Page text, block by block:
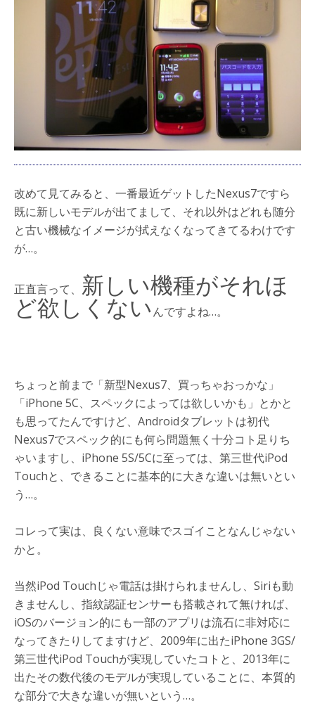
改めて見てみると、一番最近ゲットしたNexus7ですら
既に新しいモデルが出てまして、それ以外はどれも随分
と古い機械なイメージが拭えなくなってきてるわけです
が…。
正直言って、 新しい機種がそれほ
ど欲しくないんですよね…。
ちょっと前まで「新型Nexus7、買っちゃおっかな」
「iPhone 5C、スペックによっては欲しいかも」とかと
も思ってたんですけど、Androidタブレットは初代
Nexus7でスペック的にも何ら問題無く十分コト足りち
ゃいますし、iPhone 5S/5Cに至っては、第三世代iPod
Touchと、できることに基本的に大きな違いは無いとい
う…。
コレって実は、良くない意味でスゴイことなんじゃない
かと。
当然iPod Touchじゃ電話は掛けられませんし、Siriも動
きませんし、指紋認証センサーも搭載されて無ければ、
iOSのバージョン的にも一部のアプリは流石に非対応に
なってきたりしてますけど、2009年に出たiPhone 3GS/
第三世代iPod Touchが実現していたコトと、2013年に
出たその数代後のモデルが実現していることに、本質的
な部分で大きな違いが無いという…。